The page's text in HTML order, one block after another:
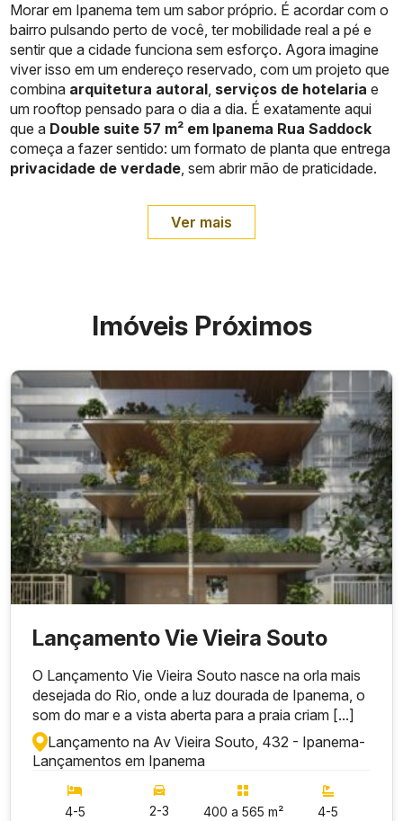
Morar em Ipanema tem um sabor próprio. É acordar com o
bairro pulsando perto de você, ter mobilidade real a pé e
sentir que a cidade funciona sem esforço. Agora imagine
viver isso em um endereço reservado, com um projeto que
combina arquitetura autoral, serviços de hotelaria e
um rooftop pensado para o dia a dia. É exatamente aqui
que a Double suite 57 m² em Ipanema Rua Saddock
começa a fazer sentido: um formato de planta que entrega
privacidade de verdade, sem abrir mão de praticidade.
Ver mais
Imóveis Próximos
Lançamento Vie Vieira Souto
O Lançamento Vie Vieira Souto nasce na orla mais
desejada do Rio, onde a luz dourada de Ipanema, o
som do mar e a vista aberta para a praia criam [...]
Lançamento na Av Vieira Souto, 432 - Ipanema-
Lançamentos em Ipanema
4-5 2-3 400 a 565 m² 4-5